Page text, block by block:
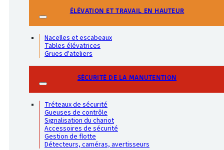
ÉLÉVATION ET TRAVAIL EN HAUTEUR
Nacelles et escabeaux
Tables élévatrices
Grues d'ateliers
SÉCURITÉ DE LA MANUTENTION
Tréteaux de sécurité
Gueuses de contrôle
Signalisation du chariot
Accessoires de sécurité
Gestion de flotte
Détecteurs, caméras, avertisseurs